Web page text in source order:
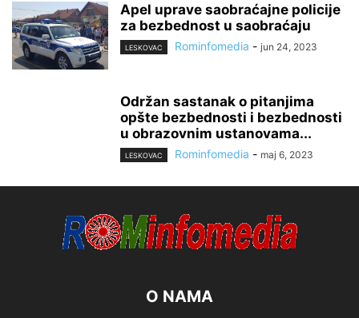
Apel uprave saobraćajne policije
za bezbednost u saobraćaju
LESKOVAC Rominfomedia - jun 24, 2023
Održan sastanak o pitanjima
opšte bezbednosti i bezbednosti
u obrazovnim ustanovama...
LESKOVAC Rominfomedia - maj 6, 2023
O NAMA